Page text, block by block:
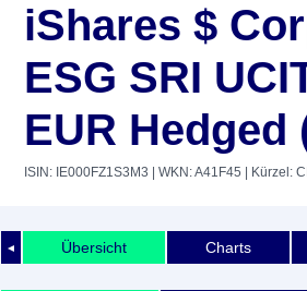
iShares $
ESG SRI​
EUR Hedged
ISIN: IE000FZ1S3M3 | WKN: A41F45 | Kürzel:
◄ Übersicht Charts